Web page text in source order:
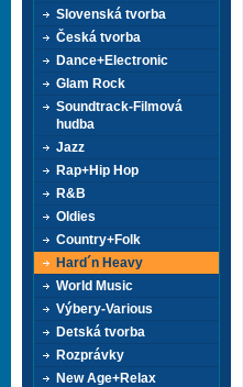
Slovenská tvorba
Česká tvorba
Dance+Electronic
Glam Rock
Soundtrack-Filmová
hudba
Jazz
Rap+Hip Hop
R&B
Oldies
Country+Folk
Hard´n Heavy
World Music
Výbery-Various
Detská tvorba
Rozprávky
New Age+Relax